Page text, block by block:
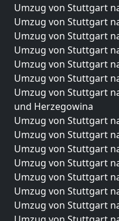
Umzug von Stuttgart
Umzug von Stuttgart
Umzug von Stuttgart
Umzug von Stuttgart
Umzug von Stuttgart
Umzug von Stuttgart
Umzug von Stuttgart
und Herzegowina
Umzug von Stuttgart
Umzug von Stuttgart
Umzug von Stuttgart
Umzug von Stuttgart
Umzug von Stuttgart
Umzug von Stuttgart
Umzug von Stuttgart